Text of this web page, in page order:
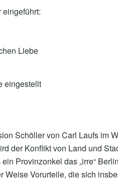
Liebe
eingestellt
Schöller von Carl Laufs im
der Konflikt von Land und
Provinzonkel das „irre“
Vorurteile, die sich